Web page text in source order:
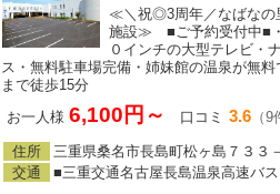
≪＼祝◎3周年／なばなの
施設≫ ■ご予約受付中■・
０インチの大型テレビ・
ス・無料駐車場完備・姉妹館の温泉が無
まで徒歩15分
お一人様 6,100円～ 口コミ 3.6 （9
住所
三重県桑名市長島町松ヶ島７３３
交通
■三重交通名古屋長島温泉高速バ